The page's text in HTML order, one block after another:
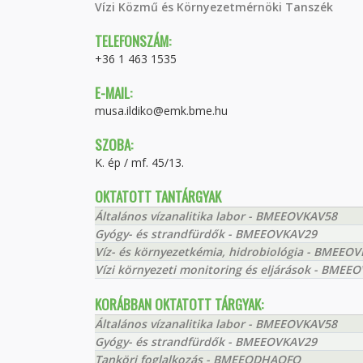
Vízi Közmű és Környezetmérnöki Tanszék
TELEFONSZÁM:
+36 1 463 1535
E-MAIL:
musa.ildiko@emk.bme.hu
SZOBA:
K. ép / mf. 45/13.
OKTATOTT TANTÁRGYAK
Általános vízanalitika labor - BMEEOVKAV58
Gyógy- és strandfürdők - BMEEOVKAV29
Víz- és környezetkémia, hidrobiológia -
Vízi környezeti monitoring és eljárások -
KORÁBBAN OKTATOTT TÁRGYAK:
Általános vízanalitika labor - BMEEOVKAV58
Gyógy- és strandfürdők - BMEEOVKAV29
Tanköri foglalkozás - BMEEODHAOFO